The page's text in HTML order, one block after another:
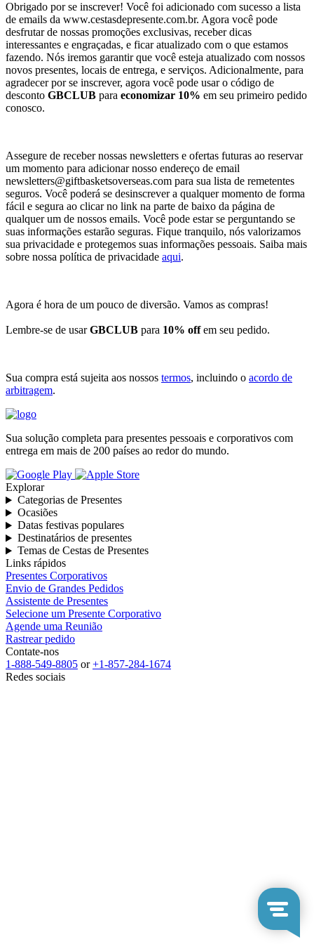
Obrigado por se inscrever! Você foi adicionado com sucesso a lista
de emails da www.cestasdepresente.com.br. Agora você pode
desfrutar de nossas promoções exclusivas, receber dicas
interessantes e engraçadas, e ficar atualizado com o que estamos
fazendo. Nós iremos garantir que você esteja atualizado com nossos
novos presentes, locais de entrega, e serviços. Adicionalmente, para
agradecer por se inscrever, agora você pode usar o código de
desconto GBCLUB para economizar 10% em seu primeiro pedido
conosco.
Assegure de receber nossas newsletters e ofertas futuras ao reservar
um momento para adicionar nosso endereço de email
newsletters@giftbasketsoverseas.com para sua lista de remetentes
seguros. Você poderá se desinscrever a qualquer momento de forma
fácil e segura ao clicar no link na parte de baixo da página de
qualquer um de nossos emails. Você pode estar se perguntando se
suas informações estarão seguras. Fique tranquilo, nós valorizamos
sua privacidade e protegemos suas informações pessoais. Saiba mais
sobre nossa política de privacidade aqui.
Agora é hora de um pouco de diversão. Vamos as compras!
Lembre-se de usarGBCLUB para 10% offem seu pedido.
Sua compra está sujeita aos nossos termos, incluindo o acordo de
arbitragem.
Sua solução completa para presentes pessoais e corporativos com
entrega em mais de 200 países ao redor do mundo.
Explorar
Categorias de Presentes
Ocasiões
Datas festivas populares
Destinatários de presentes
Temas de Cestas de Presentes
Links rápidos
Presentes Corporativos
Envio de Grandes Pedidos
Assistente de Presentes
Selecione um Presente Corporativo
Agende uma Reunião
Rastrear pedido
Contate-nos
1-888-549-8805 or+1-857-284-1674
Redes sociais